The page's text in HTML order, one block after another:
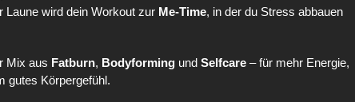
Laune wird dein Workout zur Me-Time, in der du Stress abbauen
Mix aus Fatburn, Bodyforming und Selfcare – für mehr Energie,
gutes Körpergefühl.